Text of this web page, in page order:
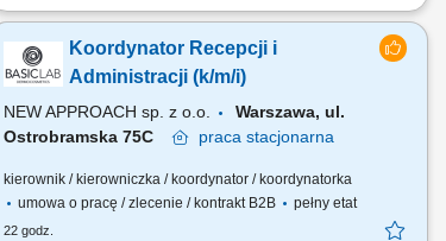
Twój zakres obowiązków kompleksowa obsługa pacjentów w
recepcji, telefonicznie i mailowo, rejestracja oraz koordynacja
wizyt, udzielanie informacji o usługach centrum, obsługa
systemu do rejestracji pacjentów, przyjmowanie płatności i
Koordynator Recepcji i
Administracji (k/m/i)
NEW APPROACH sp. z o.o.
Warszawa, ul.
Ostrobramska 75C
praca stacjonarna
kierownik / kierowniczka / koordynator / koordynatorka
umowa o pracę / zlecenie / kontrakt B2B
pełny etat
22 godz.